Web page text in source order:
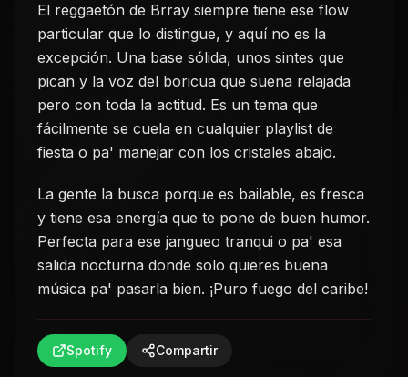
El reggaetón de Brray siempre tiene ese flow
particular que lo distingue, y aquí no es la
excepción. Una base sólida, unos sintes que
pican y la voz del boricua que suena relajada
pero con toda la actitud. Es un tema que
fácilmente se cuela en cualquier playlist de
fiesta o pa' manejar con los cristales abajo.
La gente la busca porque es bailable, es fresca
y tiene esa energía que te pone de buen humor.
Perfecta para ese jangueo tranqui o pa' esa
salida nocturna donde solo quieres buena
música pa' pasarla bien. ¡Puro fuego del caribe!
Spotify Compartir